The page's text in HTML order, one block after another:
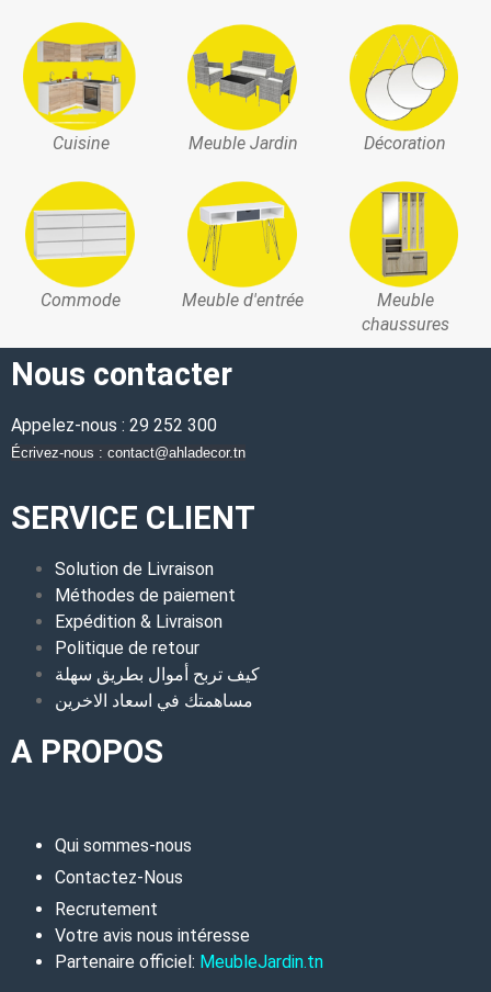
Cuisine Meuble Jardin Décoration
Commode Meuble d'entrée
Meuble
chaussures
Nous contacter
Appelez-nous : 29 252 300
Écrivez-nous : contact@ahladecor.tn
SERVICE CLIENT
Solution de Livraison
Méthodes de paiement
Expédition & Livraison
Politique de retour
كيف تربح أموال بطريق سهلة
مساهمتك في اسعاد الاخرين
A PROPOS
Qui sommes-nous
Contactez-Nous
Recrutement
Votre avis nous intéresse
Partenaire officiel: MeubleJardin.tn